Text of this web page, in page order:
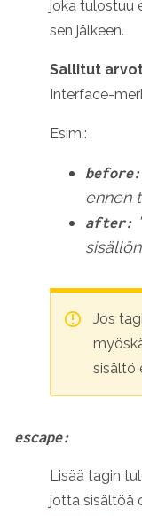
joka tulostuu
sen jälkeen.
Sallitut
Interface-
Esim.:
before:
ennen
after:
Jos
sisältö
escape:
Lisää tagin
jotta sisältöä